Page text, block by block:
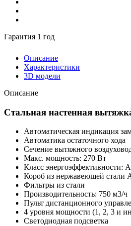
Гарантия 1 год
Описание
Характеристики
3D модели
Описание
Стальная настенная
Автоматическая индикация
Автоматика остаточного хода
Сечение вытяжного
Макс. мощность: 270 Вт
Класс энергоэффективности: А
Короб из нержавеющей стали
Фильтры из стали
Производительность: 750 м3/ч
Пульт дистанционного
4 уровня мощности (1, 2, 3 и
Светодиодная подсветка